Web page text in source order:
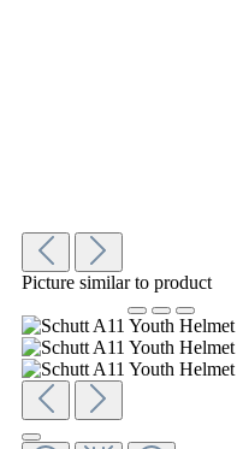
Picture similar to product